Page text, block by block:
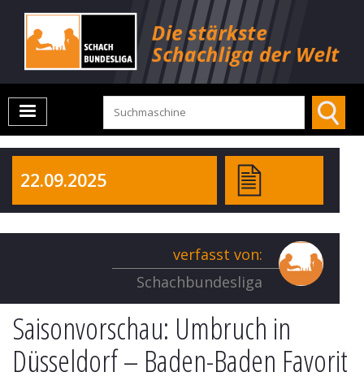
22.09.2025
verfasst von:
Schachbundesliga
Saisonvorschau: Umbruch in
Düsseldorf – Baden-Baden Favorit